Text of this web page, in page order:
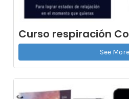
Curso respiración
See More